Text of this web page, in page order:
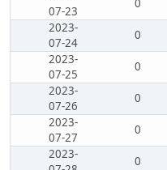
07-23
0
2023-
07-24
0
2023-
07-25
0
2023-
07-26
0
2023-
07-27
0
2023-
0